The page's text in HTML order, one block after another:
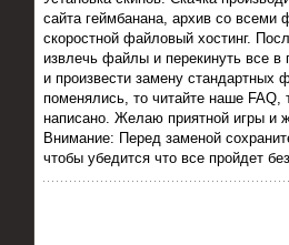
сайта геймбанана, архив со всеми
скоростной файловый хостинг.
извлечь файлы и перекинуть все в
и произвести замену стандартных
поменялись, то читайте наше FAQ,
написано. Желаю приятной игры и
Внимание: Перед заменой
чтобы убедится что все пройдет